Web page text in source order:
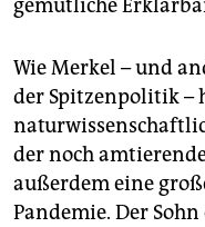
gemütliche
Wie Merkel – und
der Spitzenpolitik –
der noch
außerdem eine
Pandemie. Der